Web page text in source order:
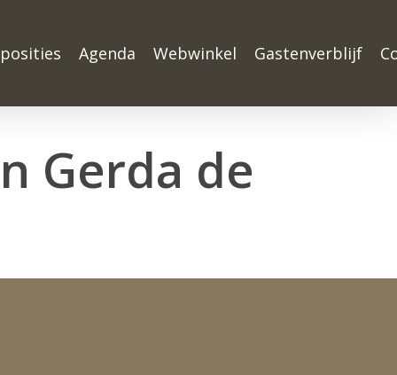
Agenda Webwinkel Gastenverblijf
Gerda de